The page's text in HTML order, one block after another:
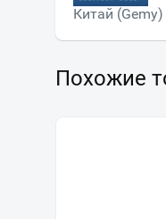
Китай (Gemy)
Похожие